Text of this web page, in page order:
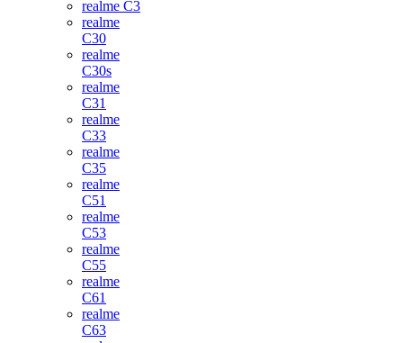
realme C3
realme
C30
realme
C30s
realme
C31
realme
C33
realme
C35
realme
C51
realme
C53
realme
C55
realme
C61
realme
C63